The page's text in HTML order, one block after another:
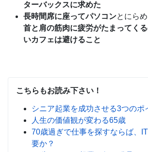
ターバックスに求めた
長時間席に座ってパソコンとにら
首と肩の筋肉に疲労がたまってく
いカフェは避けること
こちらもお読み下さい！
シニア起業を成功させる3つのポ
人生の価値観が変わる65歳
70歳過ぎで仕事を探すならば、
要か？